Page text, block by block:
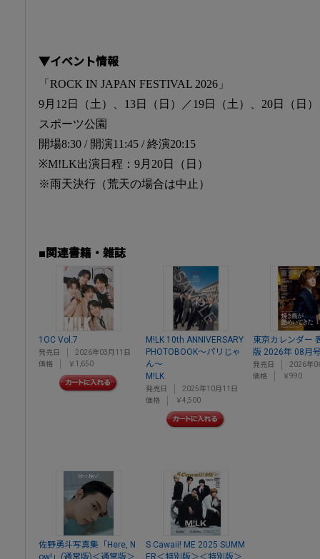
▼イベント情報
「ROCK IN JAPAN FESTIVAL 2026」
9月12日（土）、13日（日）／19日（土）、20日（日
スポーツ公園
開場8:30 / 開演11:45 / 終演20:15
※M!LK出演日程：9月20日（日）
※雨天決行（荒天の場合は中止）
■関連書籍・雑誌
1OC Vol.7
発売日
2026年03月11日
価格
￥1,650
M!LK 10th ANNIVERSARY
PHOTOBOOK～パリじゃ
ん～
M!LK
発売日
2025年10月11日
価格
￥4,500
東京カレンダー
版 2026年 08月
発売日
2026年
価格
￥990
佐野勇斗写真集「Here, N
ow!」(通常版)＜通常版＞
S Cawaii! ME 2025 SUMM
ER＜特別版＞＜特別版＞